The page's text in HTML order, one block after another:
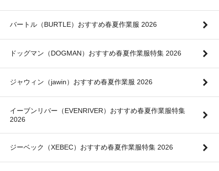
バートル（BURTLE）おすすめ春夏作業服 2026
ドッグマン（DOGMAN）おすすめ春夏作業服特集 2026
ジャウィン（jawin）おすすめ春夏作業服 2026
イーブンリバー（EVENRIVER）おすすめ春夏作業服特集
2026
ジーベック（XEBEC）おすすめ春夏作業服特集 2026